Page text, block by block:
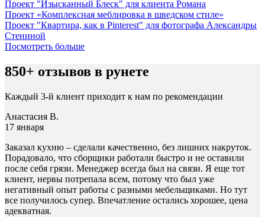
Проект "Изысканный Блеск" для клиента Романа
Проект «Комплексная меблировка в шведском стиле»
Проект "Квартира, как в Pinterest" для фотографа Александры
Стениной
Посмотреть больше
850+ отзывов в рунете
Каждый 3-й клиент приходит к нам по рекомендации
Анастасия В.
17 января
Заказал кухню – сделали качественно, без лишних накруток.
Порадовало, что сборщики работали быстро и не оставили
после себя грязи. Менеджер всегда был на связи. Я еще тот
клиент, нервы потрепала всем, потому что был уже
негативный опыт работы с разными мебельщиками. Но тут
все получилось супер. Впечатление остались хорошее, цена
адекватная.